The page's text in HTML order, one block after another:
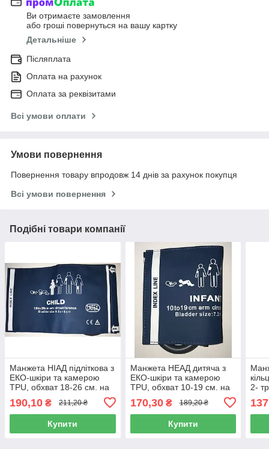
Ви отримаєте замовлення
або гроші повернуться на вашу картку
Детальніше
Післяплата
Оплата на рахунок
Оплата за реквізитами
Всі умови оплати
Умови повернення
Повернення товару впродовж 14 днів за рахунок покупця
Всі умови повернення
Подібні товари компанії
Манжета НІАД підліткова з
ЕКО-шкіри та камерою
TPU, обхват 18-26 см. на
холтер, монітор пацієнта,
тонометр
190,10 ₴ 211,20 ₴
Купити
Манжета НЕАД дитяча з
ЕКО-шкіри та камерою
TPU, обхват 10-19 см. на
холтер, монітор пацієнта,
тонометр
170,30₴ 189,20 ₴
Купити
2-